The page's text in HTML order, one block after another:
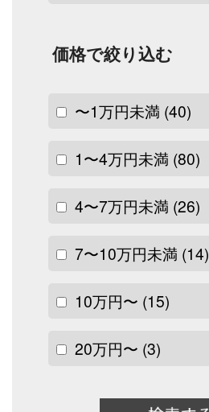
価格で絞り込む
〜1万円未満 (40)
1〜4万円未満 (80)
4〜7万円未満 (26)
7〜10万円未満 (14)
10万円〜 (15)
20万円〜 (3)